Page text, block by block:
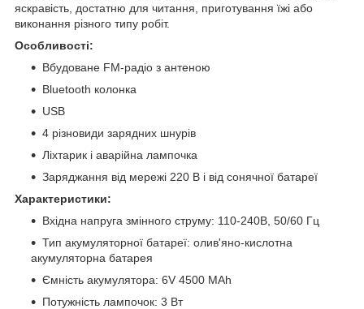
яскравість, достатню для читання, приготування їжі або
виконання різного типу робіт.
Особливості:
Вбудоване FM-радіо з антеною
Bluetooth колонка
USB
4 різновиди зарядних шнурів
Ліхтарик і аварійна лампочка
Заряджання від мережі 220 В і від сонячної батареї
Характеристики:
Вхідна напруга змінного струму: 110-240В, 50/60 Гц
Тип акумуляторної батареї: олив'яно-кислотна
акумуляторна батарея
Ємність акумулятора: 6V 4500 MAh
Потужність лампочок: 3 Вт